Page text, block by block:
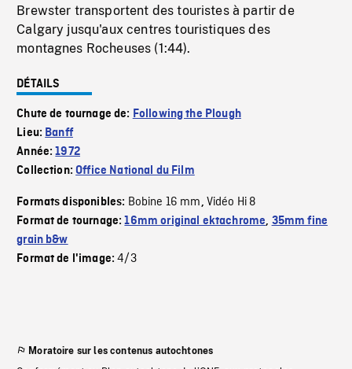
Brewster transportent des touristes à partir de
Calgary jusqu'aux centres touristiques des
montagnes Rocheuses (1:44).
DÉTAILS
Chute de tournage de: Following the Plough
Lieu: Banff
Année:1972
Collection:Office National du Film
Formats disponibles: Bobine 16 mm, Vidéo Hi 8
Format de tournage:16mm original ektachrome, 35mm fine
grain b&w
Format de l'image:4/3
Moratoire sur les contenus autochtones